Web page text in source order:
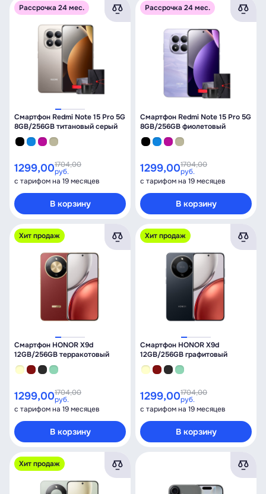
Рассрочка 24 мес.
Смартфон Redmi Note 15 Pro 5G
8GB/256GB титановый серый
1299,001704,00
руб.
с тарифом на 19 месяцев
В корзину
Рассрочка 24 мес.
Смартфон Redmi Note 15 Pro 5G
8GB/256GB фиолетовый
1299,001704,00
руб.
с тарифом на 19 месяцев
В корзину
Хит продаж
Смартфон HONOR X9d
12GB/256GB терракотовый
1299,001704,00
руб.
с тарифом на 19 месяцев
В корзину
Хит продаж
Смартфон HONOR X9d
12GB/256GB графитовый
1299,001704,00
руб.
с тарифом на 19 месяцев
В корзину
Хит продаж